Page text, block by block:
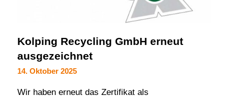
Kolping Recycling GmbH erneut
ausgezeichnet
14. Oktober 2025
Wir haben erneut das Zertifikat als